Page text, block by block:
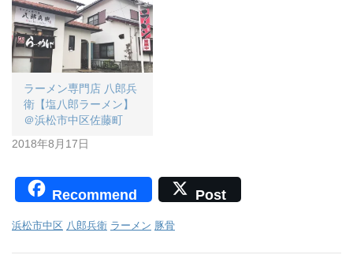
ラーメン専門店 八郎兵
衛【塩八郎ラーメン】
＠浜松市中区佐藤町
2018年8月17日
Recommend Post
浜松市中区 八郎兵衛 ラーメン 豚骨